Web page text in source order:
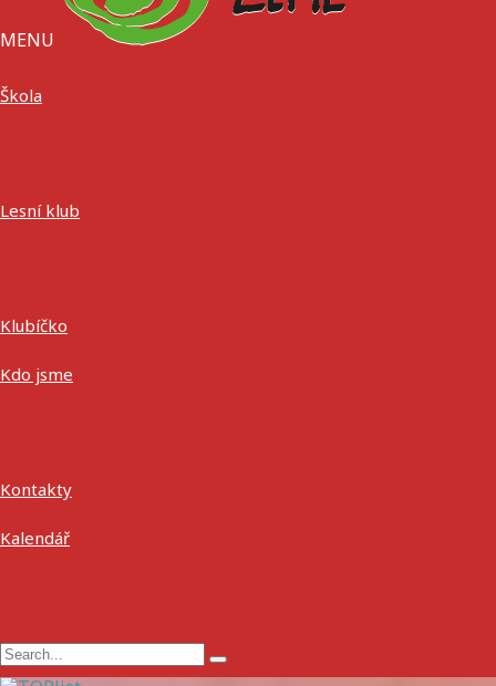
MENU
Škola
Lesní klub
Klubíčko
Kdo jsme
Kontakty
Kalendář